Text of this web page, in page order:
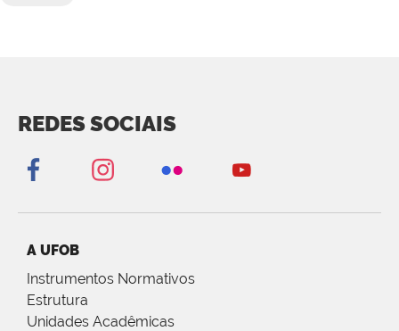
REDES SOCIAIS
A UFOB
Instrumentos Normativos
Estrutura
Unidades Acadêmicas